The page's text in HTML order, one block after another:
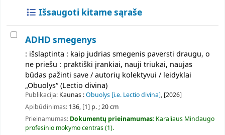
Išsaugoti kitame sąraše
ADHD smegenys
: išslaptinta : kaip judrias smegenis paversti draugu, o
ne priešu : praktiški įrankiai, nauji triukai, naujas
būdas pažinti save / autorių kolektyvui / leidyklai
„Obuolys“ (Lectio divina)
Publikacija: Kaunas :Obuolys [i.e. Lectio divina], [2026]
Apibūdinimas: 136, [1] p. ; 20 cm
Prieinamumas: Dokumentų prieinamumas: Karaliaus Mindaugo
profesinio mokymo centras(1).